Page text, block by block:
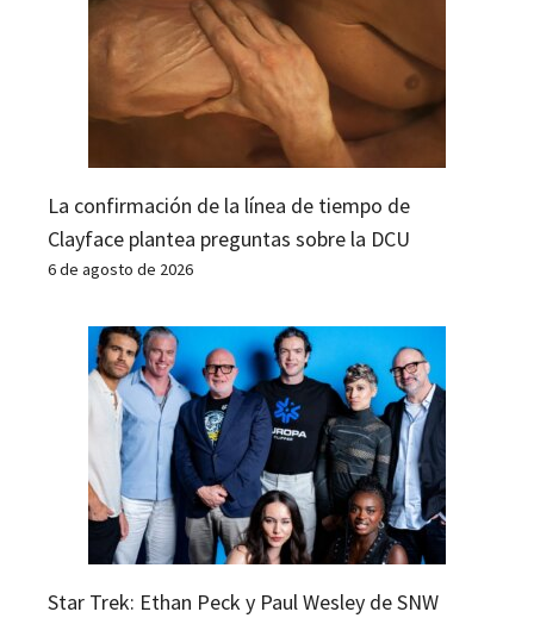
La confirmación de la línea de tiempo de
Clayface plantea preguntas sobre la DCU
6 de agosto de 2026
Star Trek: Ethan Peck y Paul Wesley de SNW